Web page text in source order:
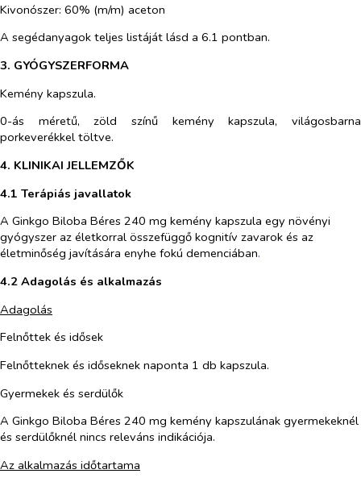
Kivonószer: 60% (m/m) aceton
A segédanyagok teljes listáját lásd a 6.1 pontban.
3. GYÓGYSZERFORMA
Kemény kapszula.
0-ás méretű, zöld színű kemény kapszula, világosbarna
porkeverékkel töltve.
4. KLINIKAI JELLEMZŐK
4.1 Terápiás javallatok
A Ginkgo Biloba Béres 240 mg kemény kapszula egy növényi
gyógyszer az életkorral összefüggő kognitív zavarok és az
életminőség javítására enyhe fokú demenciában.
4.2 Adagolás és alkalmazás
Adagolás
Felnőttek és idősek
Felnőtteknek és időseknek naponta 1 db kapszula.
Gyermekek és serdülők
A Ginkgo Biloba Béres 240 mg kemény kapszulának gyermekeknél
és serdülőknél nincs releváns indikációja.
Az alkalmazás időtartama